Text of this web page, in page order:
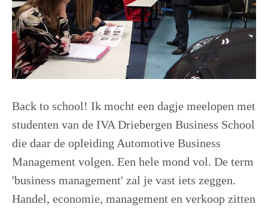
Back to school! Ik mocht een dagje meelopen met
studenten van de IVA Driebergen Business School
die daar de opleiding Automotive Business
Management volgen. Een hele mond vol. De term
'business management' zal je vast iets zeggen.
Handel, economie, management en verkoop zitten